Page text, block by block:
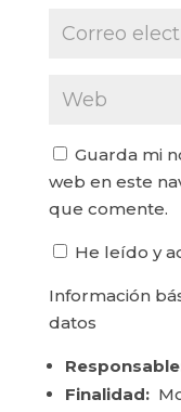
Guarda mi
web en este
que comente.
He leído y
Información
datos
Finalidad: